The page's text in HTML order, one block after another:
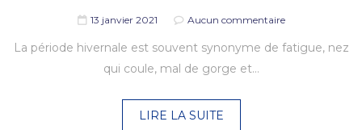
13 janvier 2021 Aucun commentaire
La période hivernale est souvent synonyme de fatigue, nez
qui coule, mal de gorge et…
LIRE LA SUITE